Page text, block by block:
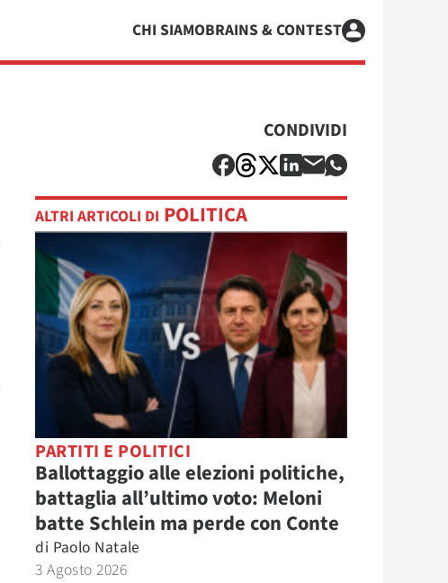
CHI SIAMOBRAINS & CONTEST
CONDIVIDI
ALTRI ARTICOLI DI POLITICA
PARTITI E POLITICI
Ballottaggio alle elezioni politiche,
battaglia all’ultimo voto: Meloni
batte Schlein ma perde con Conte
di Paolo Natale
3 Agosto 2026